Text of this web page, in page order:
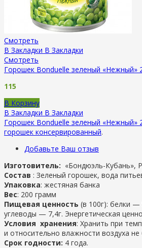
Смотреть
В Закладки В Закладки
Смотреть
Горошек Bonduelle зеленый «Нежный»
115
В Корзину
В Закладки В Закладки
Горошек Bonduelle зеленый «Нежный»
горошек консервированный.
Добавьте Ваш отзыв
Изготовитель: «Бондюэль-Кубань»,
Состав : Зеленый горошек, вода
Упаковка: жестяная банка
Вес: 200 грамм
Пищевая ценность (в 100г): белки
углеводы — 7,4г. Энергетическая
Условия хранения: Хранить при
и относительно влажности воздуха не
Срок годности: 4 года.